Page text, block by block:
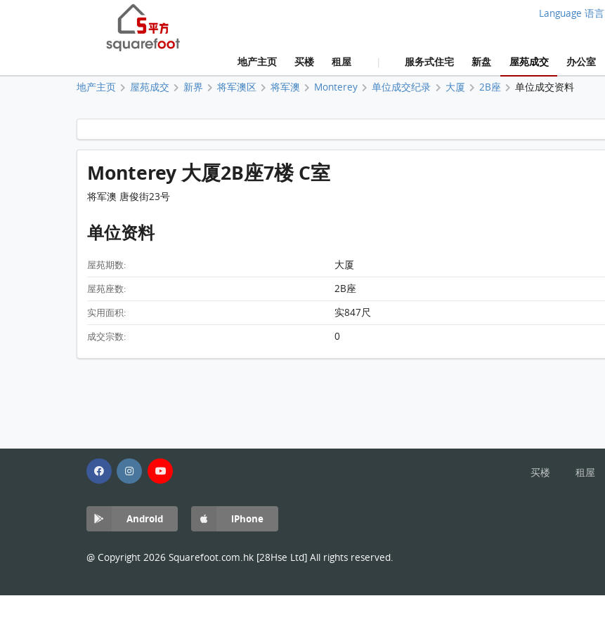
Language 语言
地产主页 买楼 租屋 | 服务式住宅 新盘 屋苑成交 办公室
地产主页 屋苑成交 新界 将军澳区 将军澳 Monterey 单位成交纪录 大厦 2B座 单位成交资料
Monterey 大厦2B座7楼 C室 平面图
Monterey 大厦2B座7楼 C室
将军澳 唐俊街23号
单位资料
屋苑期数: 大厦
屋苑座数: 2B座
实用面积: 实847尺
成交宗数: 0
买楼 租屋
Android iPhone
@ Copyright 2026 Squarefoot.com.hk [28Hse Ltd] All rights reserved.